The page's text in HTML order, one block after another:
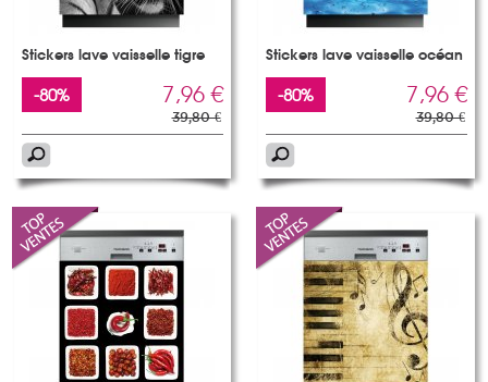
Stickers lave vaisselle tigre
-80% 7,96 €
39,80 €
Stickers lave vaisselle océan
-80% 7,96 €
39,80 €